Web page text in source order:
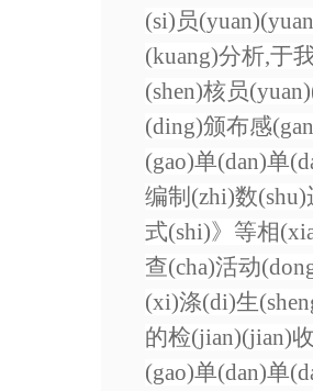
(si)员
(kuang)分析,于
(shen)核员
(ding)颁布感
(gao)单(dan)单
编制(zhi)数
式(shi)》等相
查(cha)活动
(xi)涤(di)生
的检(jian)(jian)
(gao)单(dan)单